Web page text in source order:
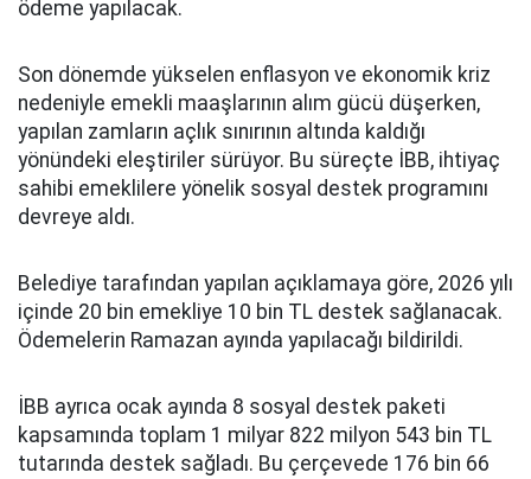
ödeme yapılacak.
Son dönemde yükselen enflasyon ve ekonomik kriz
nedeniyle emekli maaşlarının alım gücü düşerken,
yapılan zamların açlık sınırının altında kaldığı
yönündeki eleştiriler sürüyor. Bu süreçte İBB, ihtiyaç
sahibi emeklilere yönelik sosyal destek programını
devreye aldı.
Belediye tarafından yapılan açıklamaya göre, 2026 yılı
içinde 20 bin emekliye 10 bin TL destek sağlanacak.
Ödemelerin Ramazan ayında yapılacağı bildirildi.
İBB ayrıca ocak ayında 8 sosyal destek paketi
kapsamında toplam 1 milyar 822 milyon 543 bin TL
tutarında destek sağladı. Bu çerçevede 176 bin 66